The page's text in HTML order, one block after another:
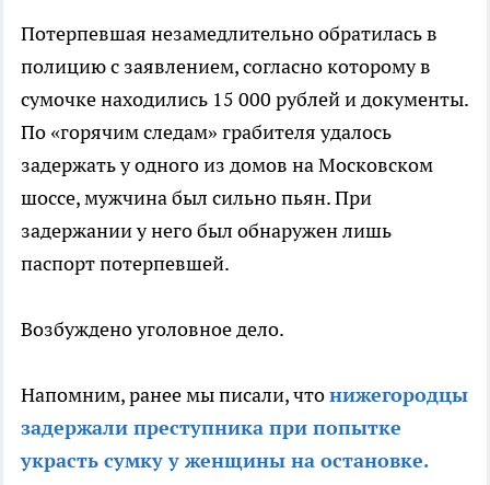
Потерпевшая незамедлительно обратилась в
полицию с заявлением, согласно которому в
сумочке находились 15 000 рублей и документы.
По «горячим следам» грабителя удалось
задержать у одного из домов на Московском
шоссе, мужчина был сильно пьян. При
задержании у него был обнаружен лишь
паспорт потерпевшей.
Возбуждено уголовное дело.
Напомним, ранее мы писали, чтонижегородцы
задержали преступника при попытке
украсть сумку у женщины на остановке.